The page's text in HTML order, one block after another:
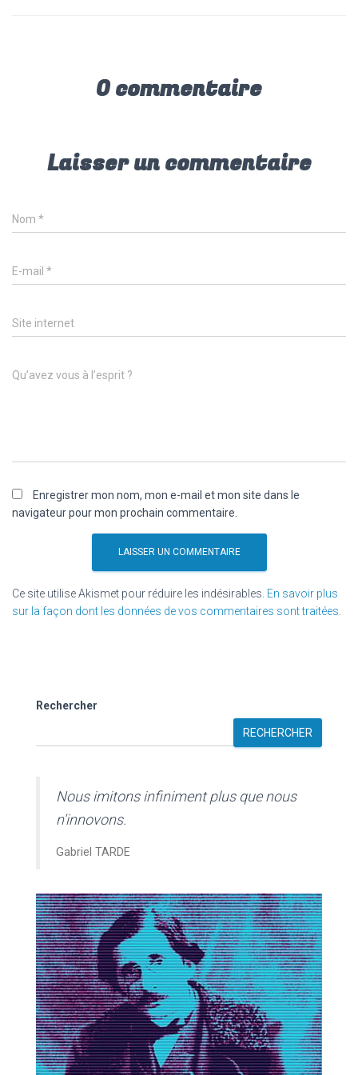
0 commentaire
Laisser un commentaire
Nom *
E-mail *
Site internet
Qu’avez vous à l’esprit ?
Enregistrer mon nom, mon e-mail et mon site dans le
navigateur pour mon prochain commentaire.
Ce site utilise Akismet pour réduire les indésirables. En savoir plus
sur la façon dont les données de vos commentaires sont traitées
Rechercher
RECHERCHER
Nous imitons infiniment plus que nous
n'innovons.
Gabriel TARDE